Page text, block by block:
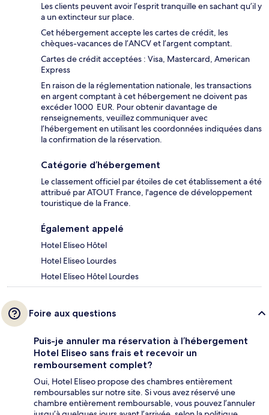
Les clients peuvent avoir l’esprit tranquille en sachant qu’il y
a un extincteur sur place.
Cet hébergement accepte les cartes de crédit, les
chèques-vacances de l’ANCV et l’argent comptant.
Cartes de crédit acceptées : Visa, Mastercard, American
Express
En raison de la réglementation nationale, les transactions
en argent comptant à cet hébergement ne doivent pas
excéder 1000 EUR. Pour obtenir davantage de
renseignements, veuillez communiquer avec
l’hébergement en utilisant les coordonnées indiquées dans
la confirmation de la réservation.
Catégorie d’hébergement
Le classement officiel par étoiles de cet établissement a été
attribué par ATOUT France, l'agence de développement
touristique de la France.
Également appelé
Hotel Eliseo Hôtel
Hotel Eliseo Lourdes
Hotel Eliseo Hôtel Lourdes
Foire aux questions
Puis-je annuler ma réservation à l’hébergement
Hotel Eliseo sans frais et recevoir un
remboursement complet?
Oui, Hotel Eliseo propose des chambres entièrement
remboursables sur notre site. Si vous avez réservé une
chambre entièrement remboursable, vous pouvez l’annuler